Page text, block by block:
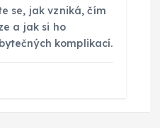
se, jak vzniká, čím
a jak si ho
komplikací.